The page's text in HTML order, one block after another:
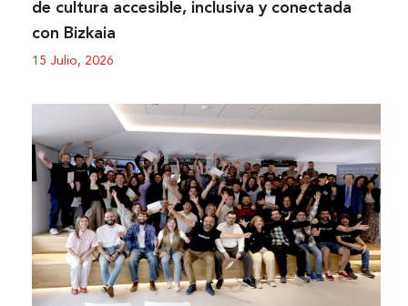
de cultura accesible, inclusiva y conectada
con Bizkaia
15 Julio, 2026